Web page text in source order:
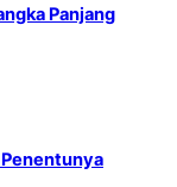
Panjang